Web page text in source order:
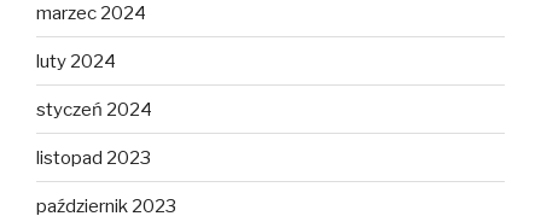
marzec 2024
luty 2024
styczeń 2024
listopad 2023
październik 2023